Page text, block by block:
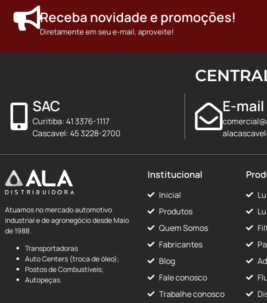
Receba novidade e promoções!
Diretamente em seu e-mail, aproveite!
SAC
Curitiba: 41 3376-1117
Cascavel: 45 3228-2700
E-mail
Atuamos no mercado automotivo
industrial e de agronegócio desde Maio
de 1988.
Transportadoras
Auto Centers (troca de óleo);
Postos de Combustíveis;
Autopeças.
Institucional
Inicial
Produtos
Quem Somos
Fabricantes
Blog
Fale conosco
Trabalhe conosco